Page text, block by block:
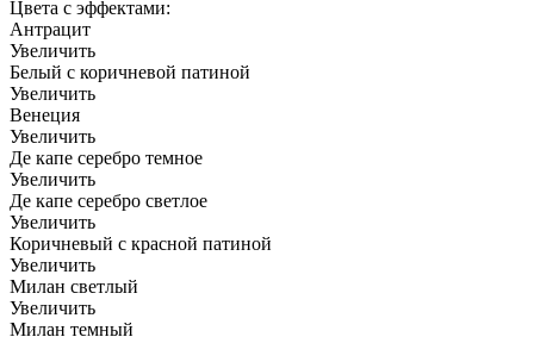
Цвета с эффектами:
Антрацит
Увеличить
Белый с коричневой патиной
Увеличить
Венеция
Увеличить
Де капе серебро темное
Увеличить
Де капе серебро светлое
Увеличить
Коричневый с красной патиной
Увеличить
Милан светлый
Увеличить
Милан темный